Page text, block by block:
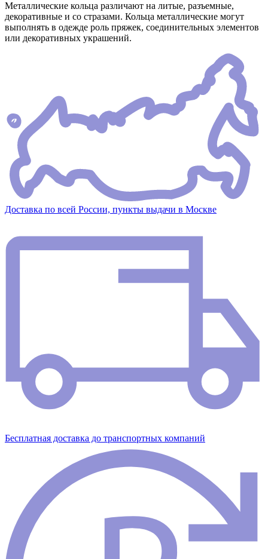
Металлические кольца различают на литые, разъемные,
декоративные и со стразами. Кольца металлические могут
выполнять в одежде роль пряжек, соединительных элементов
или декоративных украшений.
Доставка по всей России, пункты выдачи в Москве
Бесплатная доставка до транспортных компаний